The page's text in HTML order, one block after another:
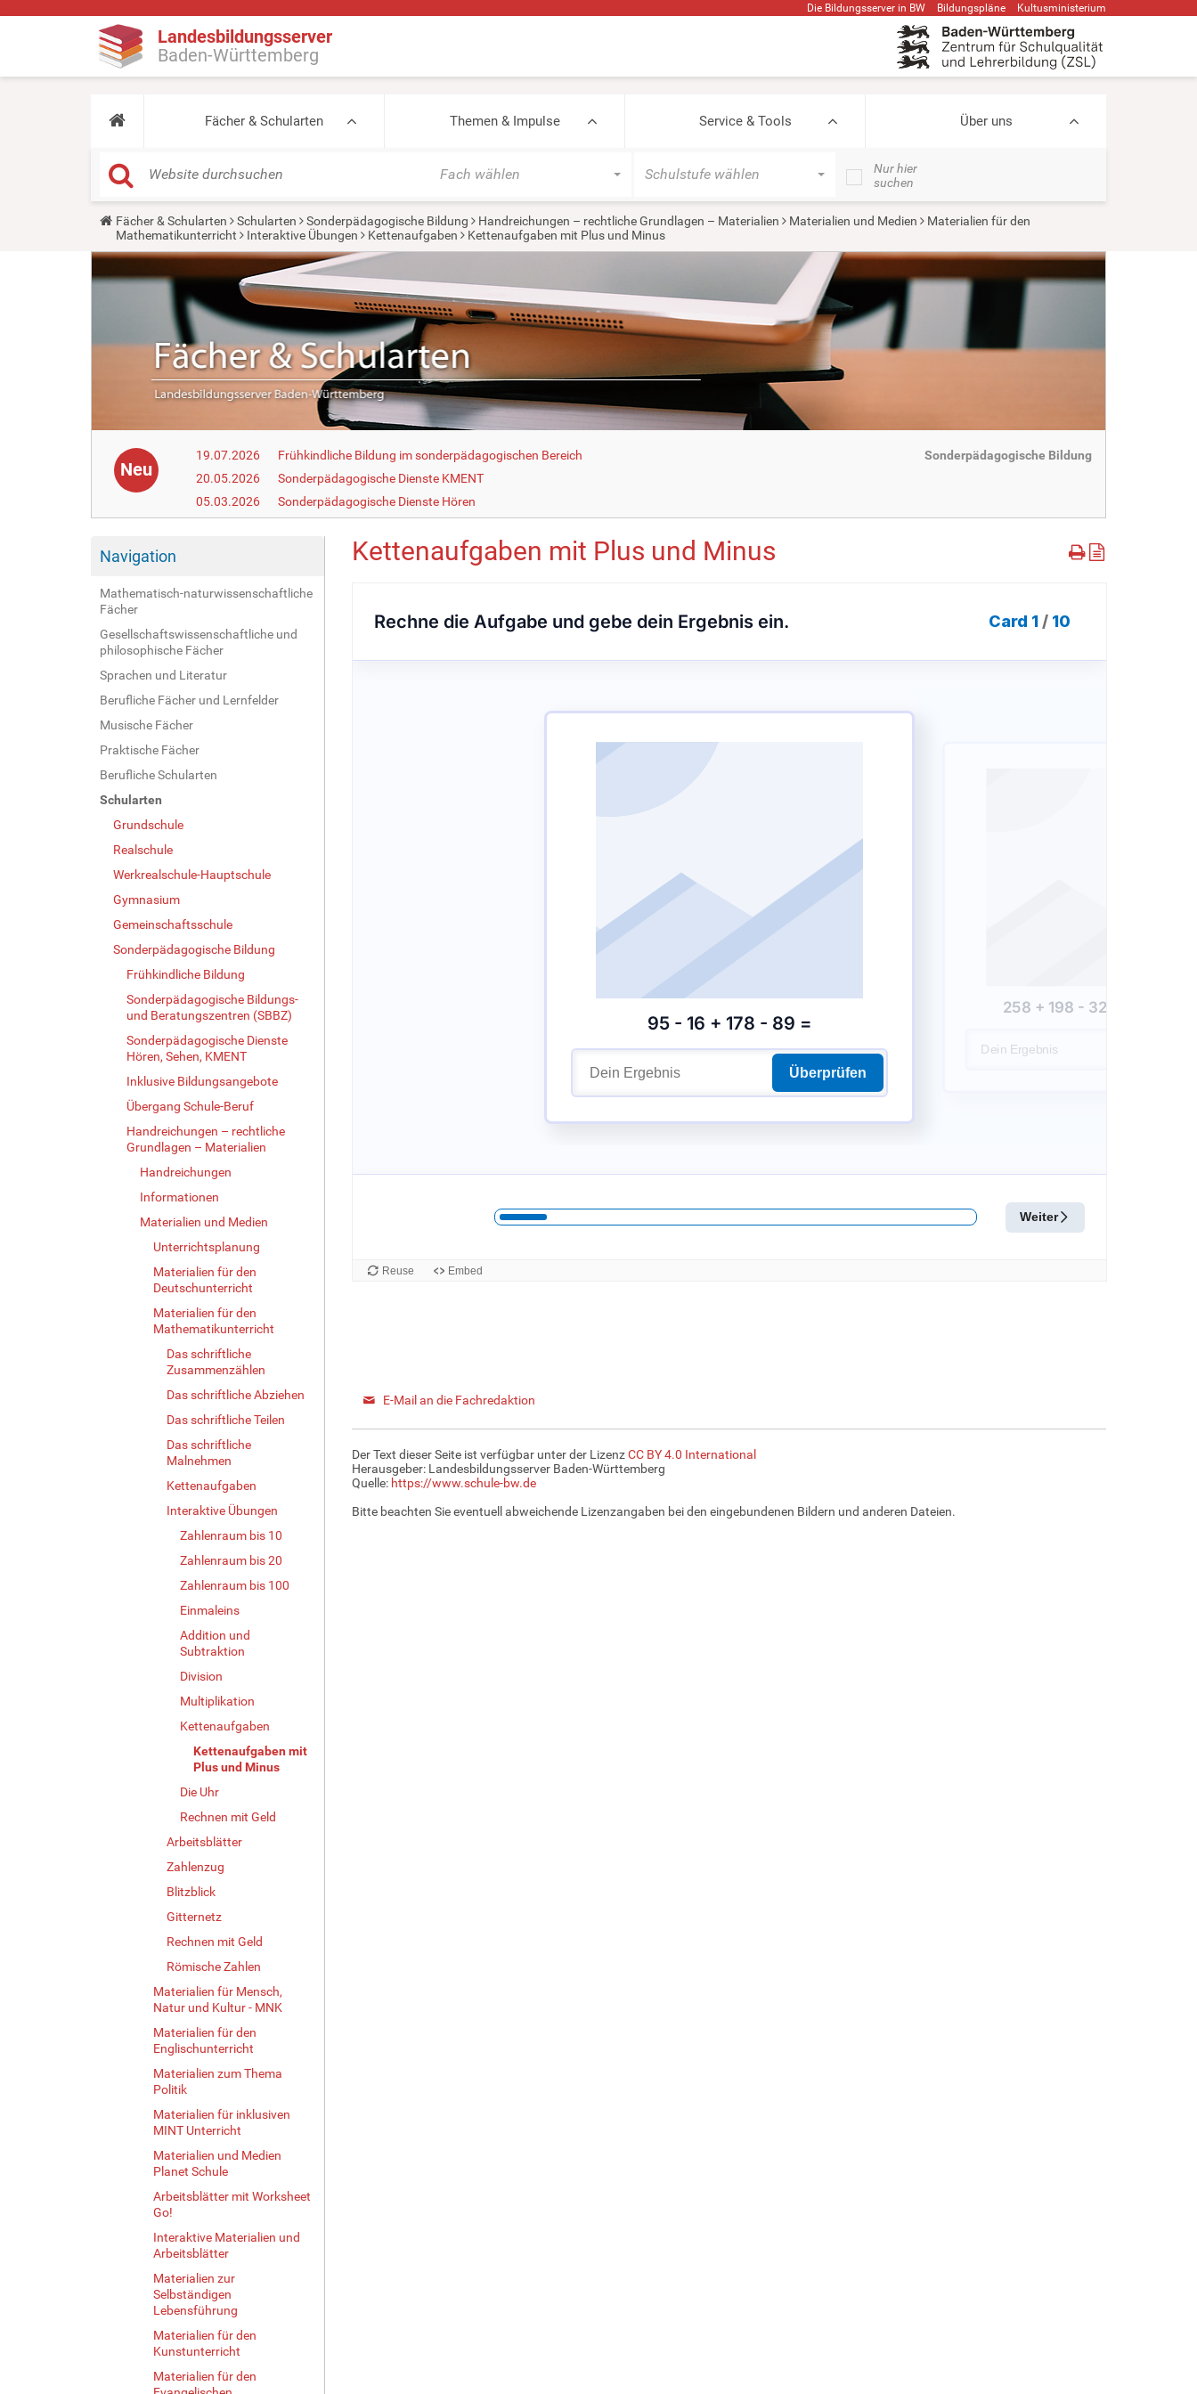
Die Bildungsserver in BW Bildungspläne Kultusministerium
Landesbildungsserver
Baden-Württemberg
Fächer & Schularten Themen & Impulse Service & Tools Über uns
Fach wählen Schulstufe wählen
Nur hier
suchen
Y
u
a
r
e
Fächer & Schularten Schularten Sonderpädagogische Bildung Handreichungen – rechtliche Grundlagen – Materialien Materialien und Medien
Materialien für den
Mathematikunterricht
Interaktive Übungen Kettenaufgaben Kettenaufgaben mit Plus und Minus
Neu
19.07.2026
Frühkindliche Bildung im sonderpädagogischen Bereich
20.05.2026
Sonderpädagogische Dienste KMENT
05.03.2026
Sonderpädagogische Dienste Hören
Sonderpädagogische Bildung
Navigation
Mathematisch-naturwissenschaftliche
Fächer
Gesellschaftswissenschaftliche und
philosophische Fächer
Sprachen und Literatur
Berufliche Fächer und Lernfelder
Musische Fächer
Praktische Fächer
Berufliche Schularten
Schularten
Grundschule
Realschule
Werkrealschule-Hauptschule
Gymnasium
Gemeinschaftsschule
Sonderpädagogische Bildung
Frühkindliche Bildung
Sonderpädagogische Bildungs-
und Beratungszentren (SBBZ)
Sonderpädagogische Dienste
Hören, Sehen, KMENT
Inklusive Bildungsangebote
Übergang Schule-Beruf
Handreichungen – rechtliche
Grundlagen – Materialien
Handreichungen
Informationen
Materialien und Medien
Unterrichtsplanung
Materialien für den
Deutschunterricht
Materialien für den
Mathematikunterricht
Das schriftliche
Zusammenzählen
Das schriftliche Abziehen
Das schriftliche Teilen
Das schriftliche
Malnehmen
Kettenaufgaben
Interaktive Übungen
Zahlenraum bis 10
Zahlenraum bis 20
Zahlenraum bis 100
Einmaleins
Addition und
Subtraktion
Division
Multiplikation
Kettenaufgaben
Kettenaufgaben mit
Plus und Minus
Die Uhr
Rechnen mit Geld
Arbeitsblätter
Zahlenzug
Blitzblick
Gitternetz
Rechnen mit Geld
Römische Zahlen
Materialien für Mensch,
Natur und Kultur - MNK
Materialien für den
Englischunterricht
Materialien zum Thema
Politik
Materialien für inklusiven
MINT Unterricht
Materialien und Medien
Planet Schule
Arbeitsblätter mit Worksheet
Go!
Interaktive Materialien und
Arbeitsblätter
Materialien zur
Selbständigen
Lebensführung
Materialien für den
Kunstunterricht
Materialien für den
Kettenaufgaben mit Plus und Minus
E-Mail an die Fachredaktion
Der Text dieser Seite ist verfügbar unter der LizenzCC BY 4.0 International
Herausgeber: Landesbildungsserver Baden-Württemberg
Quelle: https://www.schule-bw.de
Bitte beachten Sie eventuell abweichende Lizenzangaben bei den eingebundenen Bildern und anderen Dateien.